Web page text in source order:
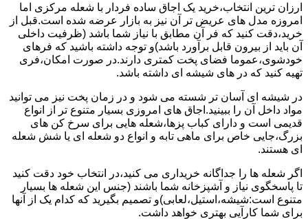
ارزان ترین انتخاب،خرید یک اجاق ساده فردار با شعله مرکزی اما
امروزه مدل های عریض تر آن نیز به بازار عرضه شده است.قبل از
خرید،دقت کنید که فر آن مطابق با نیاز شما باشد (ظرفیت داخلی
آن باید از بیرون قابل برآورد باشد)و توجه داشته باشید که فرهای
خودشوی،عموما فضای پخت کمتری دارند.در صورت امکان،فری
تهیه کنید که در های شیشه ای داشته باشد.
در شیشه ای آسان تر شسته می شود و در زمان پخت نیز می توانید
مواد داخل آن را ببینید.اجاق های امروزی بسیار متنوع تر از انواع
قدیمی است و دارای کباب پزها،شعله هایی برای سرخ کن های
بزرگ،جایی خاص برای ماهی تابه و انواع دو شعله ای یا شش شعله
ای هستند.
اگر شعله ها را جداگانه خریداری می کنید،در انتخاب خود دقت کنید
تا پاسخگوی نیاز و آشپزخانه شما باشند (جنس این شعله ها بسیار
متنوع است:شیشه،استیل،لعابی)و تصمیم بگیرید که کدام یک از آنها
برای شما کارآیی بهتری خواهد داشت.